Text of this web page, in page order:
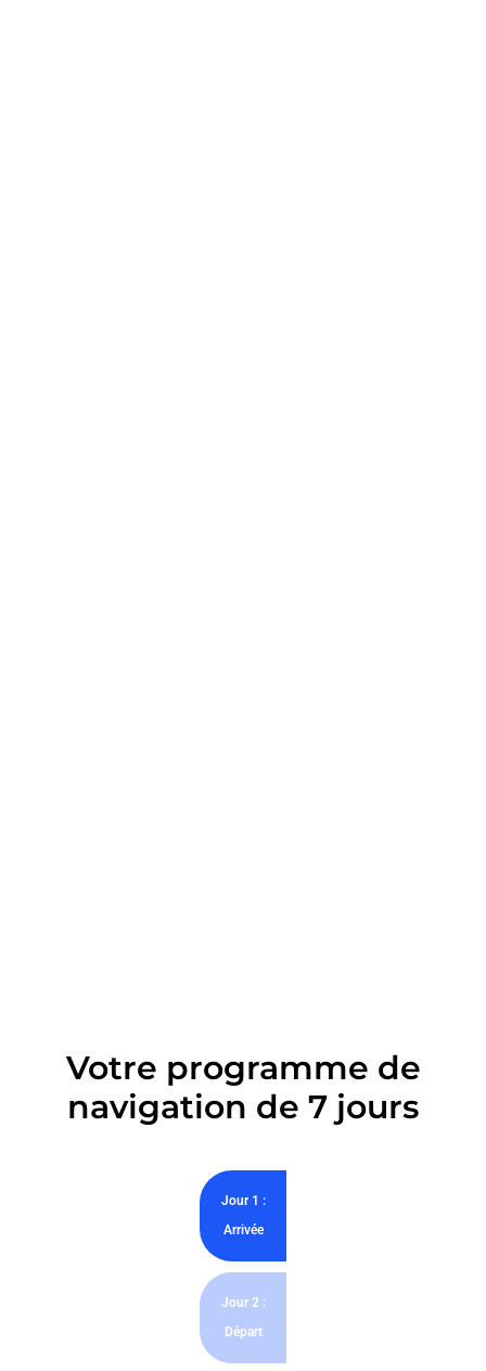
Votre programme de
navigation de 7 jours
Jour 1 :
Arrivée
Jour 2 :
Départ